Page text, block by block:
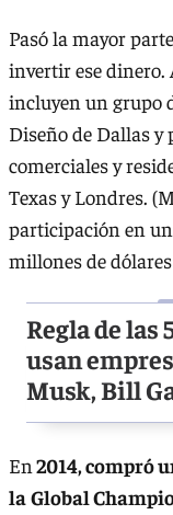
Pasó la mayor
invertir ese dinero.
incluyen un grupo
Diseño de Dallas y
comerciales y
Texas y Londres.
participación en
millones de
Regla de las
usan
Musk, Bill
En 2014, compró
laGlobal